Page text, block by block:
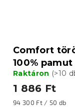
Comfort
100% pamut
Raktáron (>10
1 886 Ft
Egységár:
94 300 Ft / 50 db